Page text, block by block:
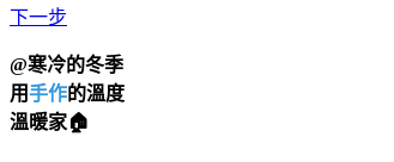
下一步
@寒冷的冬季
用手作的溫度
溫暖家🏠